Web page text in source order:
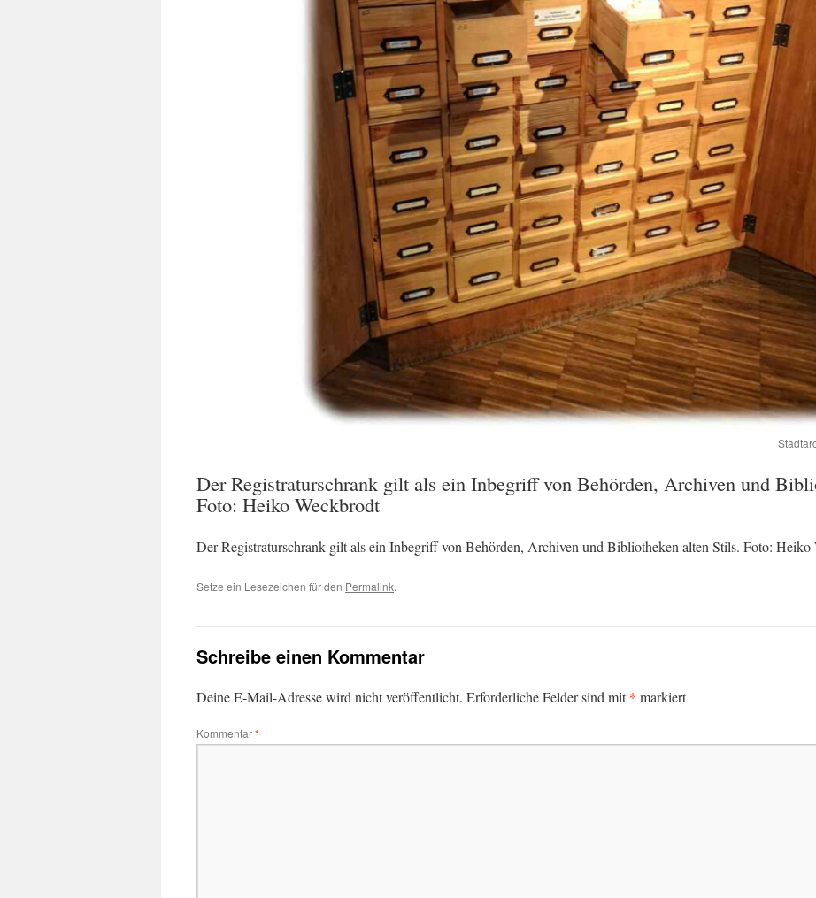
Der Registraturschrank gilt als ein Inbegriff von Behörden, Archiven und
Foto: Heiko Weckbrodt
Der Registraturschrank gilt als ein Inbegriff von Behörden, Archiven und Bibliotheken alten Stils. Foto: Heiko
Setze ein Lesezeichen für den Permalink.
Schreibe einen Kommentar
Deine E-Mail-Adresse wird nicht veröffentlicht. Erforderliche Felder sind mit* markiert
Kommentar*